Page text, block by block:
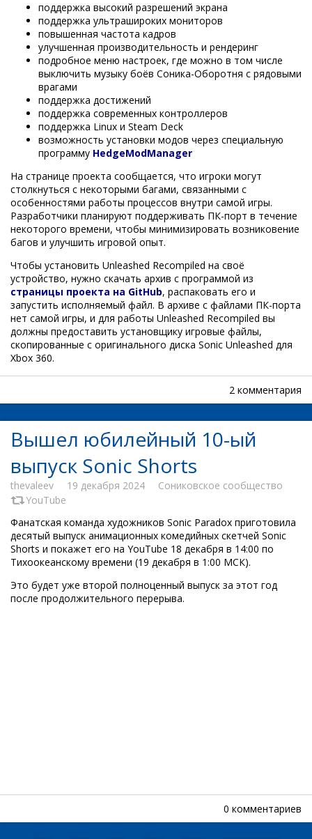
поддержка высокий разрешений экрана
поддержка ультрашироких мониторов
повышенная частота кадров
улучшенная производительность и рендеринг
подробное меню настроек, где можно в том числе
выключить музыку боёв Соника-Оборотня с рядовыми
врагами
поддержка достижений
поддержка современных контроллеров
поддержка Linux и Steam Deck
возможность установки модов через специальную
программу HedgeModManager
На странице проекта сообщается, что игроки могут
столкнуться с некоторыми багами, связанными с
особенностями работы процессов внутри самой игры.
Разработчики планируют поддерживать ПК-порт в течение
некоторого времени, чтобы минимизировать возниковение
багов и улучшить игровой опыт.
Чтобы установить Unleashed Recompiled на своё
устройство, нужно скачать архив с программой из
страницы проекта на GitHub, распаковать его и
запустить исполняемый файл. В архиве с файлами ПК-порта
нет самой игры, и для работы Unleashed Recompiled вы
должны предоставить установщику игровые файлы,
скопированные с оригинального диска Sonic Unleashed для
Xbox 360.
2 комментария
Вышел юбилейный 10-ый
выпуск Sonic Shorts
thevaleev 19 декабря 2024
Сониковское сообщество
YouTube
Фанатская команда художников Sonic Paradox приготовила
десятый выпуск анимационных комедийных скетчей Sonic
Shorts и покажет его на YouTube 18 декабря в 14:00 по
Тихоокеанскому времени (19 декабря в 1:00 МСК).
Это будет уже второй полноценный выпуск за этот год
после продолжительного перерыва.
0 комментариев